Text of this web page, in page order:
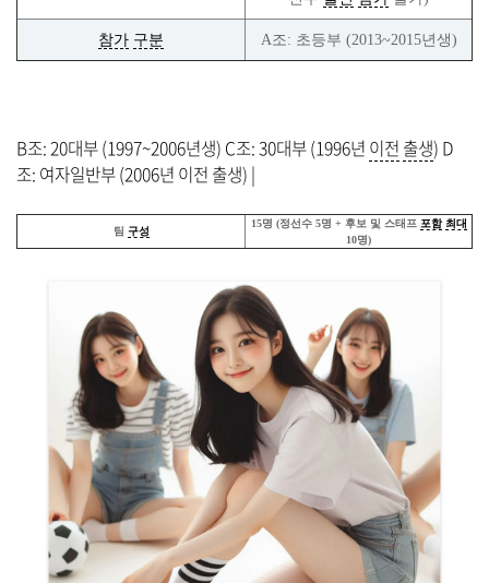
참가 구분 A조: 초등부 (2013~2015년생)
B조: 20대부 (1997~2006년생) C조: 30대부 (1996년 이전 출생) D
조: 여자일반부 (2006년 이전 출생) |
팀 구성
15명 (정선수 5명 + 후보 및 스태프 포함 최대
10명)